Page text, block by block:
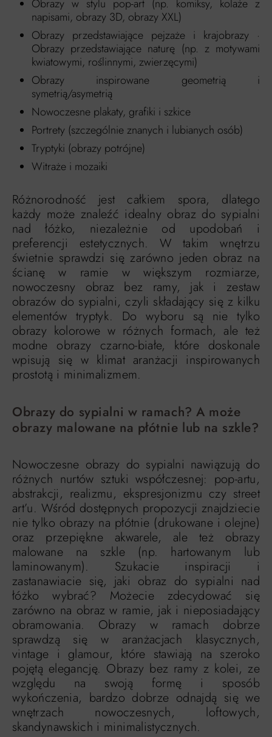
Obrazy w stylu pop-art (np. komiksy, kolaże z
napisami, obrazy 3D, obrazy XXL)
Obrazy przedstawiające pejzaże i krajobrazy ·
Obrazy przedstawiające naturę (np. z motywami
kwiatowymi, roślinnymi, zwierzęcymi)
Obrazy inspirowane geometrią i
symetrią/asymetrią
Nowoczesne plakaty, grafiki i szkice
Portrety (szczególnie znanych i lubianych osób)
Tryptyki (obrazy potrójne)
Witraże i mozaiki
Różnorodność jest całkiem spora, dlatego
każdy może znaleźć idealny obraz do sypialni
nad łóżko, niezależnie od upodobań i
preferencji estetycznych. W takim wnętrzu
świetnie sprawdzi się zarówno jeden obraz na
ścianę w ramie w większym rozmiarze,
nowoczesny obraz bez ramy, jak i zestaw
obrazów do sypialni, czyli składający się z kilku
elementów tryptyk. Do wyboru są nie tylko
obrazy kolorowe w różnych formach, ale też
modne obrazy czarno-białe, które doskonale
wpisują się w klimat aranżacji inspirowanych
prostotą i minimalizmem.
Obrazy do sypialni w ramach? A może
obrazy malowane na płótnie lub na szkle?
Nowoczesne obrazy do sypialni nawiązują do
różnych nurtów sztuki współczesnej: pop-artu,
abstrakcji, realizmu, ekspresjonizmu czy street
art’u. Wśród dostępnych propozycji znajdziecie
nie tylko obrazy na płótnie (drukowane i olejne)
oraz przepiękne akwarele, ale też obrazy
malowane na szkle (np. hartowanym lub
laminowanym). Szukacie inspiracji i
zastanawiacie się, jaki obraz do sypialni nad
łóżko wybrać? Możecie zdecydować się
zarówno na obraz w ramie, jak i nieposiadający
obramowania. Obrazy w ramach dobrze
sprawdzą się w aranżacjach klasycznych,
vintage i glamour, które stawiają na szeroko
pojętą elegancję. Obrazy bez ramy z kolei, ze
względu na swoją formę i sposób
wykończenia, bardzo dobrze odnajdą się we
wnętrzach nowoczesnych, loftowych,
skandynawskich i minimalistycznych.